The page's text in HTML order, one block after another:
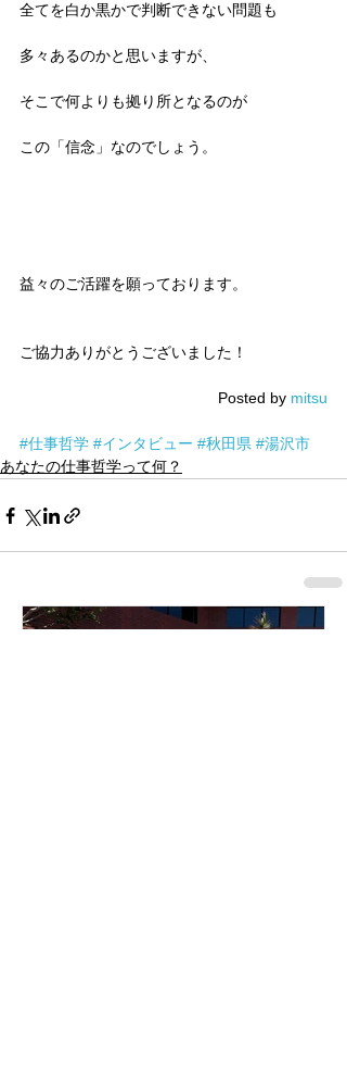
全てを白か黒かで判断できない問題も
多々あるのかと思いますが、
そこで何よりも拠り所となるのが
この「信念」なのでしょう。
益々のご活躍を願っております。
ご協力ありがとうございました！
Posted by mitsu
#仕事哲学 #インタビュー #秋田県 #湯沢市
あなたの仕事哲学って何？